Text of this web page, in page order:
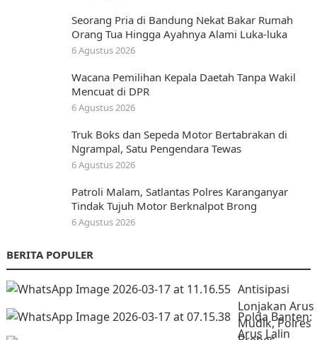
Seorang Pria di Bandung Nekat Bakar Rumah
Orang Tua Hingga Ayahnya Alami Luka-luka
6 Agustus 2026
Wacana Pemilihan Kepala Daetah Tanpa Wakil
Mencuat di DPR
6 Agustus 2026
Truk Boks dan Sepeda Motor Bertabrakan di
Ngrampal, Satu Pengendara Tewas
6 Agustus 2026
Patroli Malam, Satlantas Polres Karanganyar
Tindak Tujuh Motor Berknalpot Brong
6 Agustus 2026
BERITA POPULER
Antisipasi
Lonjakan Arus
Mudik, Polres
Polda Banten:
Arus Lalin